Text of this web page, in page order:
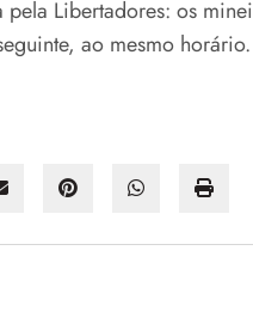
Libertadores: os
ao mesmo horário.